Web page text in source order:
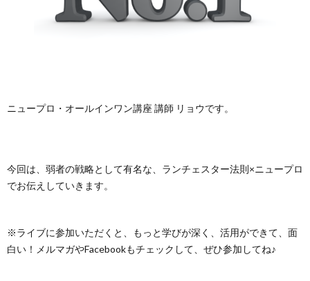
ニュープロ・オールインワン講座 講師 リョウです。
今回は、弱者の戦略として有名な、ランチェスター法則×ニュープロ
でお伝えしていきます。
※ライブに参加いただくと、もっと学びが深く、活用ができて、面
白い！メルマガやFacebookもチェックして、ぜひ参加してね♪